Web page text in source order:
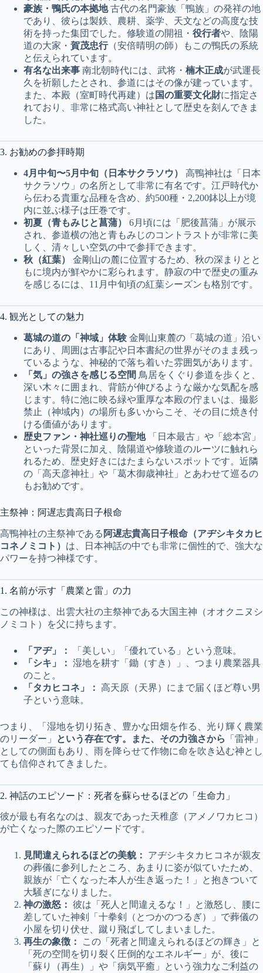
豪族・鴨氏の本拠地古代の名門豪族「鴨族」の発祥の地
であり、彼らは製鉄、農耕、薬学、天文などの高度な技
術を持った集団でした。修験道の開祖・ 役行者や、陰陽
道の大家・賀茂忠行（安倍晴明の師）もこの鴨氏の系統
と伝えられています。
有名な出来事 南北朝時代には、武将・ 楠木正成が武運長
久を祈願したとされ、参道にはその像が建っています。
また、本殿（室町時代再建）は 国の重要文化財に指定さ
れており、非常に格式高い神社として歴史を刻んできま
した。
3. お勧めの参拝時期
4月中旬〜5月中旬（日本サクラソウ）
高鴨神社は「日本
サクラソウ」の名所として非常に有名です。江戸時代か
ら伝わる貴重な品種を含め、約500種・2,200鉢以上が境
内に並ぶ様子は圧巻です。
初夏（青もみじと菖蒲）
6月頃には「肥後菖蒲」が展示
され、参道横の池と青もみじのコントラストが非常に美
しく、清々しい空気の中で参拝できます。
秋（紅葉）
金剛山の麓に位置するため、秋の深まりとと
もに境内が鮮やかに彩られます。静寂の中で歴史の重み
を感じるには、11月中旬頃の紅葉シーズンも格別です。
4. 観光としての魅力
葛城の道の「神域」体験 金剛山東麓の「葛城の道」沿い
にあり、周囲は古事記や日本書紀の世界がそのまま残っ
ているような、神秘的で落ち着いた雰囲気があります。
「気」の強さを感じる空間 鳥居をくぐり参道を歩くと、
深い木々に囲まれ、背筋が伸びるような厳かな気配を感
じます。特に池に映る緑や重厚な本殿の佇まいは、撮影
禁止（神域内）の場所も多いからこそ、その目に焼き付
ける価値があります。
歴史ファン・神社巡りの聖地「日本最古」や「総本宮」
といった背景に加え、陰陽道や修験道のルーツに触れら
れるため、歴史好きにはたまらないスポットです。近隣
の「高天彦神社」や「葛木御歳神社」とあわせて巡るの
もお勧めです。
主祭神：阿遅志貴高日子根命
高鴨神社の主祭神である 阿遅志貴高日子根命（アヂシキタカヒ
コネノミコト） は、日本神話の中でも非常に個性的で、強大な
パワーを持つ神様です。
1. 名前が示す「農業と雷」の力
この神様は、出雲大社の主祭神である大国主神（オオクニヌシ
ノミコト）を父に持ちます。
「アヂ」：
「美しい」「優れている」という意味。
「シキ」： 湿地を耕す「鋤（すき）」、つまり農業器具
のこと。
「タカヒコネ」： 高天原（天界）にまで届くほど尊い男
子という意味。
つまり、「湿地を切り拓き、豊かな田畑を作る、光り輝く農業
のリーダー」
という存在です。また、その力強さから
「雷神」
としての側面もあり、雨を降らせて作物に命を吹き込む神とし
ても信仰されてきました。
2. 神話のエピソード：死者を蘇らせるほどの「生命力」
彼が最も有名なのは、親友であった天稚彦（アメノワカヒコ）
が亡くなった際のエピソードです。
見間違えられるほどの美貌：
アヂシキタカヒコネが親友
の葬儀に参列したところ、あまりに姿が似ていたため、
親族が「亡くなった本人が生き返った！」と抱きついて
大騒ぎになりました。
神の激怒： 彼は「死人と間違えるな！」と激怒し、腰に
差していた神剣「十拳剣（とつかのつるぎ）」で葬儀の
小屋を切り伏せ、蹴り飛ばしてしまいました。
再生の象徴：
この「死者と間違えられるほどの輝き」と
「死の空間を切り裂く圧倒的なエネルギー」が、後に
「蘇り（再生）」や「病気平癒」という強力なご利益の